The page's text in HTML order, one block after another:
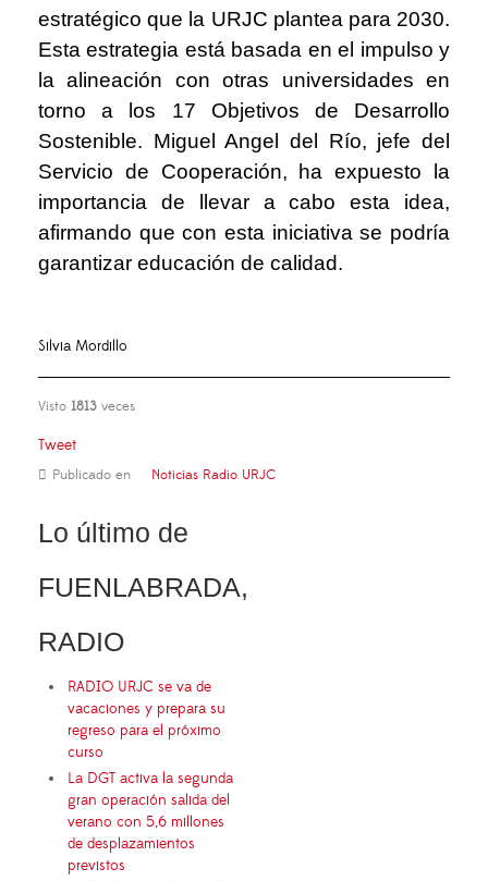
estratégico que la URJC plantea para 2030.
Esta estrategia está basada en el impulso y
la alineación con otras universidades en
torno a los 17 Objetivos de Desarrollo
Sostenible. Miguel Angel del Río, jefe del
Servicio de Cooperación, ha expuesto la
importancia de llevar a cabo esta idea,
afirmando que con esta iniciativa se podría
garantizar educación de calidad.
Silvia Mordillo
Visto 1813 veces
Tweet
Publicado en Noticias Radio URJC
Lo último de
FUENLABRADA,
RADIO
RADIO URJC se va de
vacaciones y prepara su
regreso para el próximo
curso
La DGT activa la segunda
gran operación salida del
verano con 5,6 millones
de desplazamientos
previstos